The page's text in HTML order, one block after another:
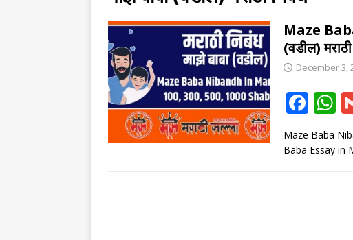
Maze
(वडील)
December 3,
F
ac
e
h
Maze Baba
Baba Essay in